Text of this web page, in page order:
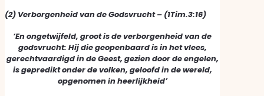
(2) Verborgenheid van de Godsvrucht – (1Tim.3:16)
‘En ongetwijfeld, groot is de verborgenheid van de
godsvrucht: Hij die geopenbaard is in het vlees,
gerechtvaardigd in de Geest, gezien door de engelen,
is gepredikt onder de volken, geloofd in de wereld,
opgenomen in heerlijkheid’